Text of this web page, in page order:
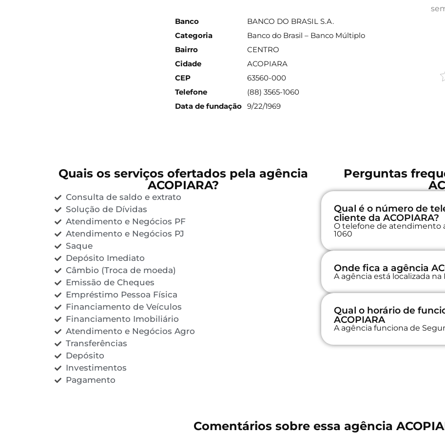
Banco
BANCO DO BRASIL S.A.
Categoria
Banco do Brasil – Banco Múltiplo
Bairro
CENTRO
Cidade
ACOPIARA
CEP
63560-000
Telefone
(88) 3565-1060
Data de fundação 9/22/1969
Quais os serviços ofertados pela agência
ACOPIARA?
Consulta de saldo e extrato
Solução de Dívidas
Atendimento e Negócios PF
Atendimento e Negócios PJ
Saque
Depósito Imediato
Câmbio (Troca de moeda)
Emissão de Cheques
Empréstimo Pessoa Física
Financiamento de Veículos
Financiamento Imobiliário
Atendimento e Negócios Agro
Transferências
Depósito
Investimentos
Pagamento
Perguntas
Qual é o número de
cliente da ACOPIARA?
O telefone de atendimento
1060
Onde fica a agência
A agência está localizada na
Qual o horário de
ACOPIARA
A agência funciona de
Comentários sobre essa agência